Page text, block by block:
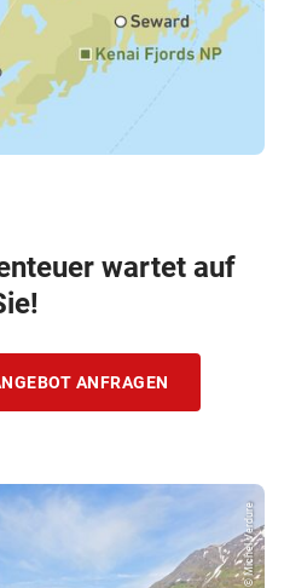
wartet auf
ANFRAGEN
© Michel Verdure